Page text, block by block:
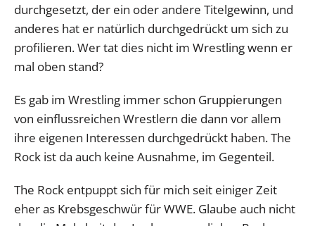
durchgesetzt, der ein oder andere Titelgewinn, und
anderes hat er natürlich durchgedrückt um sich zu
profilieren. Wer tat dies nicht im Wrestling wenn er
mal oben stand?
Es gab im Wrestling immer schon Gruppierungen
von einflussreichen Wrestlern die dann vor allem
ihre eigenen Interessen durchgedrückt haben. The
Rock ist da auch keine Ausnahme, im Gegenteil.
The Rock entpuppt sich für mich seit einiger Zeit
eher as Krebsgeschwür für WWE. Glaube auch nicht